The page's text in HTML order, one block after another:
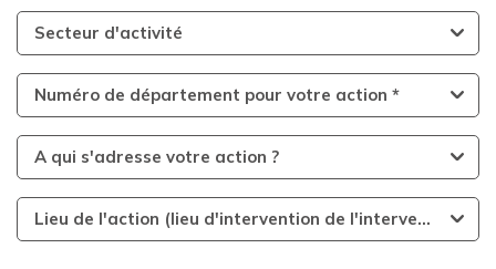
Secteur d'activité
Numéro de département pour votre action *
A qui s'adresse votre action ?
Lieu de l'action (lieu d'intervention de l'intervenant)